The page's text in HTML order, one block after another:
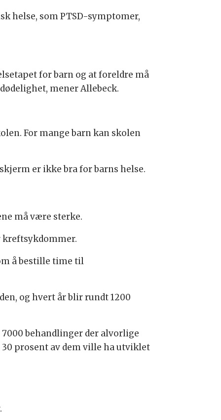
helse, som PTSD-symptomer,
for barn og at foreldre må
mener Allebeck.
For mange barn kan skolen
er ikke bra for barns helse.
må være sterke.
kreftsykdommer.
å bestille time til
og hvert år blir rundt 1200
behandlinger der alvorlige
prosent av dem ville ha utviklet